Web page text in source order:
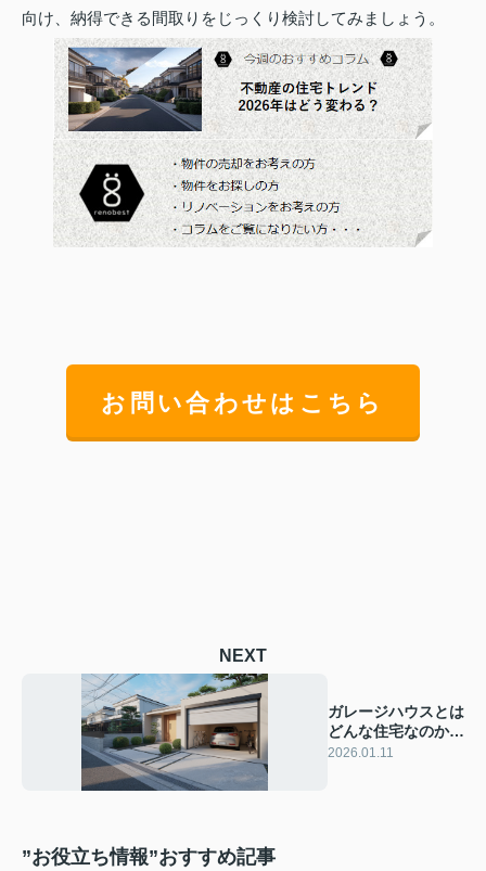
向け、納得できる間取りをじっくり検討してみましょう。
お問い合わせはこちら
NEXT
ガレージハウスとは
どんな住宅なのか？
購入時の魅力や使用
2026.01.11
”お役立ち情報”おすすめ記事